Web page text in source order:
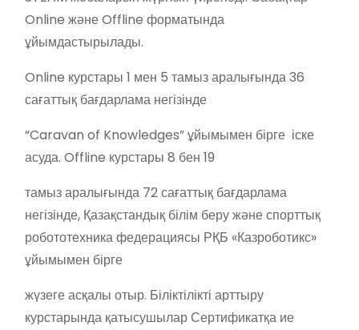
Online және Offline форматында
ұйымдастырылады.
Online курстары 1 мен 5 тамыз аралығында 36
сағаттық бағдарлама негізінде
“Caravan of Knowledges” ұйымымен бірге іске
асуда. Offline курстары 8 бен 19
тамыз аралығында 72 сағаттық бағдарлама
негізінде, Қазақстандық білім беру және спорттық
робототехника федерациясы РҚБ «Казроботикс»
ұйымымен бірге
жүзеге асқалы отыр. Біліктілікті арттыру
курстарында қатысушылар Сертификатқа ие